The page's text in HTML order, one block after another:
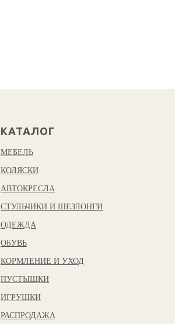
КАТАЛОГ
МЕБЕЛЬ
КОЛЯСКИ
АВТОКРЕСЛА
СТУЛЬЧИКИ И ШЕЗЛОНГИ
ОДЕЖДА
ОБУВЬ
КОРМЛЕНИЕ И УХОД
ПУСТЫШКИ
ИГРУШКИ
РАСПРОДАЖА